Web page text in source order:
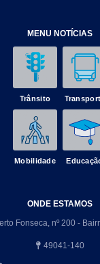
MENU NOTÍCIAS
Trânsito
Mobilidade
ONDE ESTAMOS
Fonseca, nº 200 -
49041-140